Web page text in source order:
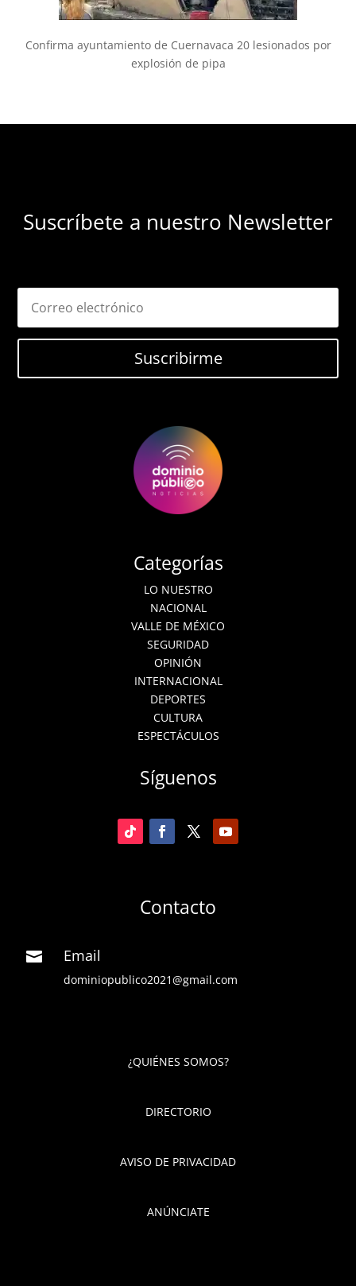
Confirma ayuntamiento de Cuernavaca 20 lesionados por
explosión de pipa
Suscríbete a nuestro Newsletter
Suscribirme
Categorías
LO NUESTRO
NACIONAL
VALLE DE MÉXICO
SEGURIDAD
OPINIÓN
INTERNACIONAL
DEPORTES
CULTURA
ESPECTÁCULOS
Síguenos
Contacto
 Email
dominiopublico2021@gmail.com
¿QUIÉNES SOMOS?
DIRECTORIO
AVISO DE PRIVACIDAD
ANÚNCIATE